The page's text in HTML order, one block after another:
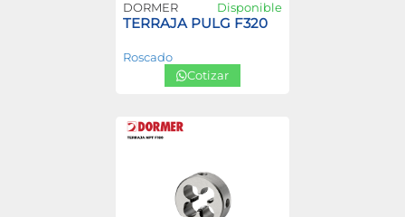
DORMER Disponible
TERRAJA PULG F320
Roscado
Cotizar